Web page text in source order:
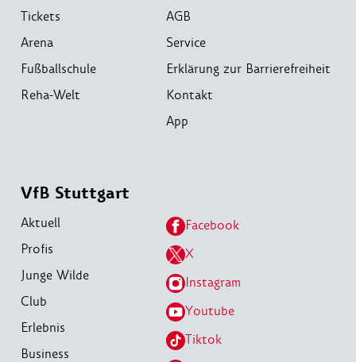
Tickets
Arena
Fußballschule
Reha-Welt
AGB
Service
Erklärung zur Barrierefreiheit
Kontakt
App
VfB Stuttgart
Aktuell
Profis
Junge Wilde
Club
Erlebnis
Business
Facebook
X
Instagram
Youtube
Tiktok